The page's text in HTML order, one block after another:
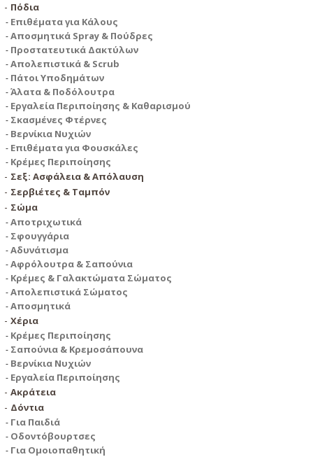
Πόδια
Επιθέματα για Κάλους
Αποσμητικά Spray & Πούδρες
Προστατευτικά Δακτύλων
Απολεπιστικά & Scrub
Πάτοι Υποδημάτων
Άλατα & Ποδόλουτρα
Εργαλεία Περιποίησης & Καθαρισμού
Σκασμένες Φτέρνες
Βερνίκια Νυχιών
Επιθέματα για Φουσκάλες
Κρέμες Περιποίησης
Σεξ: Ασφάλεια & Απόλαυση
Σερβιέτες & Ταμπόν
Σώμα
Αποτριχωτικά
Σφουγγάρια
Αδυνάτισμα
Αφρόλουτρα & Σαπούνια
Κρέμες & Γαλακτώματα Σώματος
Απολεπιστικά Σώματος
Αποσμητικά
Χέρια
Κρέμες Περιποίησης
Σαπούνια & Κρεμοσάπουνα
Βερνίκια Νυχιών
Εργαλεία Περιποίησης
Ακράτεια
Δόντια
Για Παιδιά
Οδοντόβουρτσες
Για Ομοιοπαθητική